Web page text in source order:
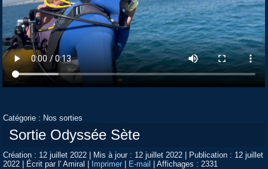
Catégorie : Nos sorties
Sortie Odyssée Sète
Création : 12 juillet 2022 | Mis à jour : 12 juillet 2022 | Publication : 12 juillet
2022 | Écrit par l' Amiral | Imprimer | E-mail |Affichages : 2331